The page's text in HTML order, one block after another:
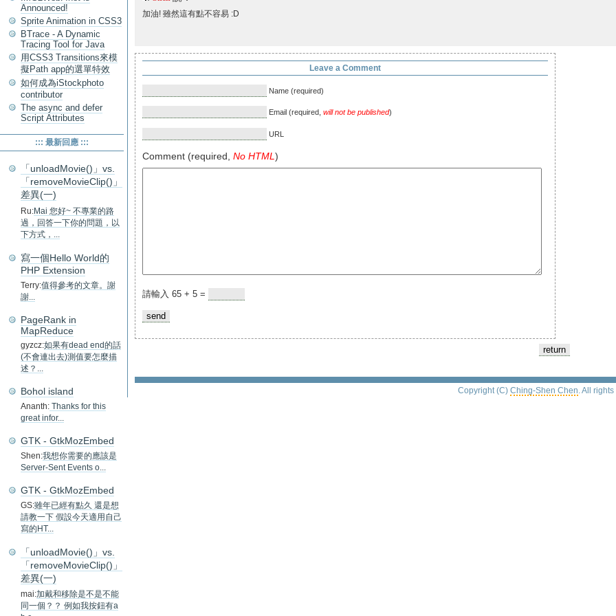
加油! 雖然這有點不容易 :D
Leave a Comment
Name (required)
Email (required, will not be published)
URL
Comment (required, No HTML )
請輸入 65 + 5 =
Copyright (C) Ching-Shen Chen . All
Announced!
Sprite Animation in CSS3
BTrace - A Dynamic
Tracing Tool for Java
用CSS3 Transitions來模
擬Path app的選單特效
如何成為iStockphoto
contributor
The async and defer
Script Attributes
::: 最新回應 :::
「unloadMovie()」vs.
「removeMovieClip()」
差異(一)
Ru:Mai 您好~ 不專業的路
過，回答一下你的問題，以
下方式，...
寫一個Hello World的
PHP Extension
Terry:值得參考的文章。謝
謝...
PageRank in
MapReduce
gyzcz:如果有dead end的話
(不會連出去)測值要怎麼描
述？...
Bohol island
Ananth: Thanks for this
great infor...
GTK - GtkMozEmbed
Shen:我想你需要的應該是
Server-Sent Events o...
GTK - GtkMozEmbed
GS:雖年已經有點久 還是想
請教一下 假設今天適用自己
寫的HT...
「unloadMovie()」vs.
「removeMovieClip()」
差異(一)
mai:加戴和移除是不是不能
同一個？？ 例如我按鈕有a